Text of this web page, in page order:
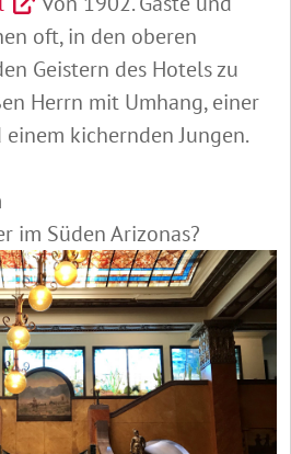
oft, in den oberen
Geistern des Hotels zu
Herrn mit Umhang, einer
kichernden Jungen.
im Süden Arizonas?